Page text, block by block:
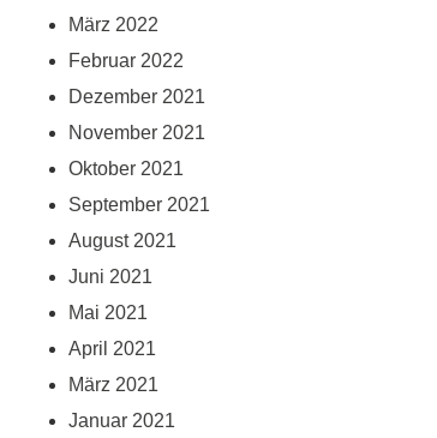
März 2022
Februar 2022
Dezember 2021
November 2021
Oktober 2021
September 2021
August 2021
Juni 2021
Mai 2021
April 2021
März 2021
Januar 2021